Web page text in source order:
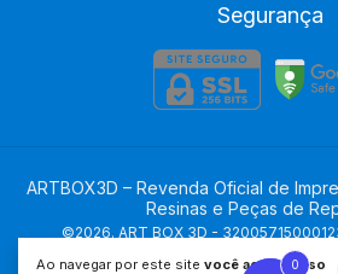
Ao navegar por este site você aceita o uso
Segurança
ARTBOX3D – Revenda Oficial de
Resinas e Peças de
©2026. ART BOX 3D -
reservados.
0
0